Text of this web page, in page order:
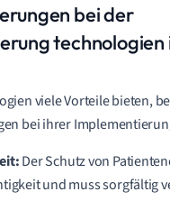
bei der
technologien
viele Vorteile bieten,
bei ihrer
Der Schutz von
und muss sorgfältig